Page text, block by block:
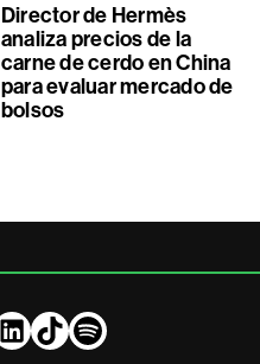
Director de Hermès
analiza precios de la
carne de cerdo en China
para evaluar mercado de
bolsos